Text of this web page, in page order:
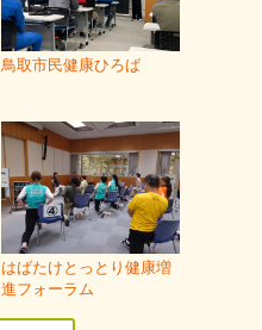
鳥取市民健康ひろば
はばたけとっとり健康増
進フォーラム